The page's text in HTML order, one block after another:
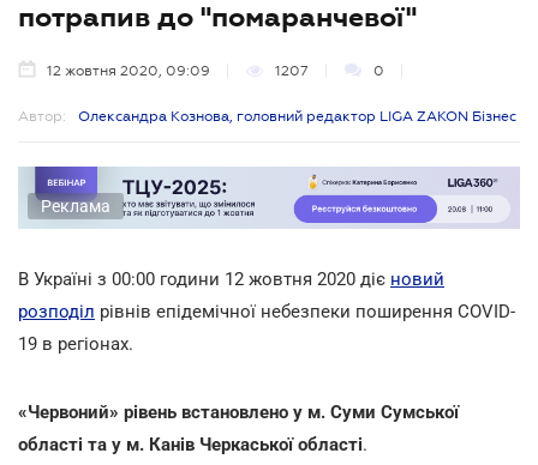
потрапив до "помаранчевої"
12 жовтня 2020, 09:09 1207 0
Автор: Олександра Кознова, головний редактор LIGA ZAKON Бізнес
Реклама
В Україні з 00:00 години 12 жовтня 2020 діє новий
розподіл рівнів епідемічної небезпеки поширення COVID-
19 в регіонах.
«Червоний» рівень встановлено у м. Суми Сумської
області та у м. Канів Черкаської області.